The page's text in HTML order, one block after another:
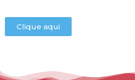
Clique aqui